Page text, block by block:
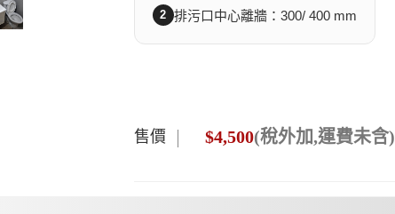
2 排污口中心離牆：300/ 400 mm
售價 $4,500(稅外加,運費未含)